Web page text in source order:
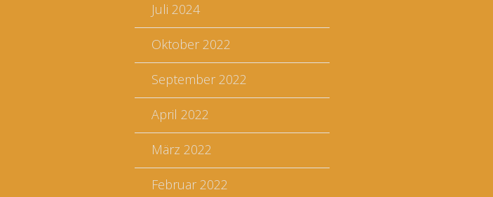
Juli 2024
Oktober 2022
September 2022
April 2022
März 2022
Februar 2022